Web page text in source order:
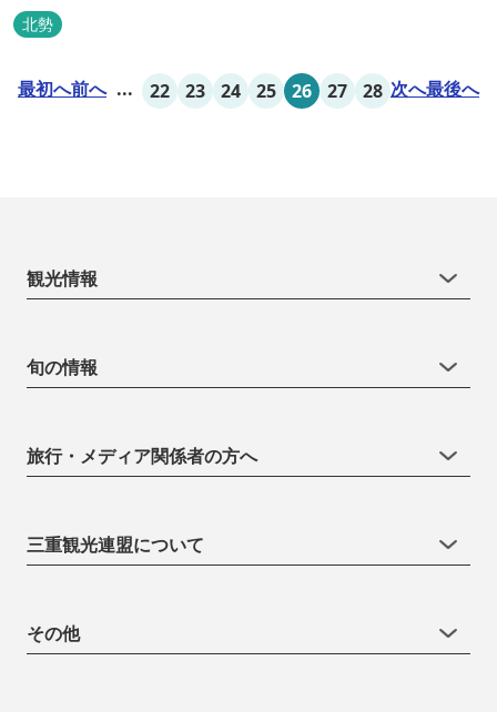
北勢
最初へ前へ ... 22 23 24 25 26 27 28 次へ最後へ
観光情報
旬の情報
旅行・メディア関係者の方へ
三重観光連盟について
その他